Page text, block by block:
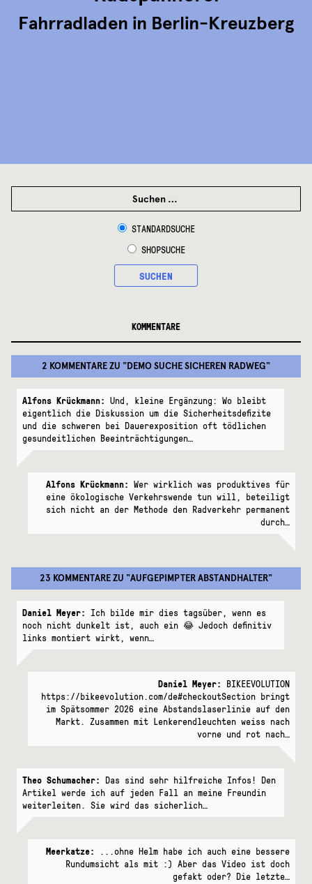
Fahrradladen in Berlin-Kreuzberg
STANDARDSUCHE
SHOPSUCHE
SUCHEN
KOMMENTARE
2 KOMMENTAREZU "DEMO SUCHE SICHEREN RADWEG"
Alfons Krückmann: Und, kleine Ergänzung: Wo bleibt
eigentlich die Diskussion um die Sicherheitsdefizite
und die schweren bei Dauerexposition oft tödlichen
gesundeitlichen Beeinträchtigungen…
Alfons Krückmann: Wer wirklich was produktives für
eine ökologische Verkehrswende tun will, beteiligt
sich nicht an der Methode den Radverkehr permanent
durch…
23 KOMMENTAREZU "AUFGEPIMPTER ABSTANDHALTER"
Daniel Meyer: Ich bilde mir dies tagsüber, wenn es
noch nicht dunkelt ist, auch ein 😂 Jedoch definitiv
links montiert wirkt, wenn…
Daniel Meyer: BIKEEVOLUTION
https://bikeevolution.com/de#checkoutSection bringt
im Spätsommer 2026 eine Abstandslaserlinie auf den
Markt. Zusammen mit Lenkerendleuchten weiss nach
vorne und rot nach…
Theo Schumacher: Das sind sehr hilfreiche Infos! Den
Artikel werde ich auf jeden Fall an meine Freundin
weiterleiten. Sie wird das sicherlich…
Meerkatze:
...ohne Helm habe ich auch eine bessere
Rundumsicht als mit :) Aber das Video ist doch
gefakt oder? Die letzte…